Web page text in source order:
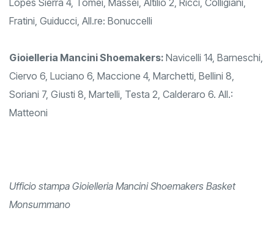
Fratini, Guiducci, All.re: Bonuccelli
Gioielleria Mancini Shoemakers: Navicelli 14, Barneschi,
Ciervo 6, Luciano 6, Maccione 4, Marchetti, Bellini 8,
Soriani 7, Giusti 8, Martelli, Testa 2, Calderaro 6. All.:
Matteoni
Ufficio stampa Gioielleria Mancini Shoemakers Basket
Monsummano